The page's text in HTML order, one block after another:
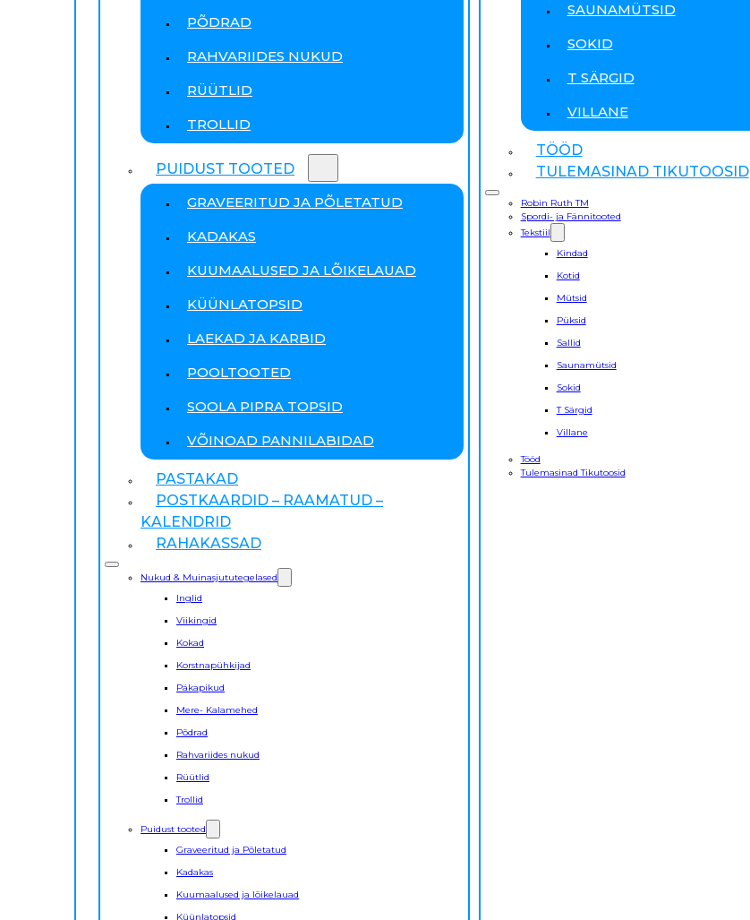
PÕDRAD
RAHVARIIDES NUKUD
RÜÜTLID
TROLLID
PUIDUST TOOTED
GRAVEERITUD JA PÕLETATUD
KADAKAS
KUUMAALUSED JA LÕIKELAUAD
KÜÜNLATOPSID
LAEKAD JA KARBID
POOLTOOTED
SOOLA PIPRA TOPSID
VÕINOAD PANNILABIDAD
PASTAKAD
POSTKAARDID – RAAMATUD –
KALENDRID
RAHAKASSAD
Nukud & Muinasjututegelased
Inglid
Viikingid
Kokad
Korstnapühkijad
Päkapikud
Mere- Kalamehed
Põdrad
Rahvariides nukud
Rüütlid
Trollid
Puidust tooted
Graveeritud ja Põletatud
Kadakas
Kuumaalused ja lõikelauad
Küünlatopsid
SAUNAMÜTSID
SOKID
T SÄRGID
VILLANE
TÖÖD
TULEMASINAD TIKUTOOSID
Robin Ruth TM
Spordi- ja Fännitooted
Tekstiil
Kindad
Kotid
Mütsid
Püksid
Sallid
Saunamütsid
Sokid
T Särgid
Villane
Tööd
Tulemasinad Tikutoosid